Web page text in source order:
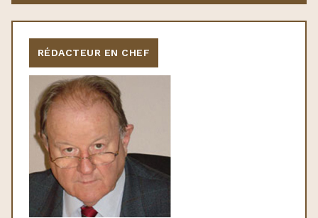
RÉDACTEUR EN CHEF